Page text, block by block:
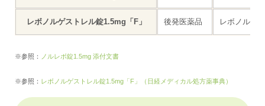
レボノルゲストレル錠1.5mg「F」 後発医薬品 レボノルゲ
※参照： ノルレボ錠1.5mg 添付文書
※参照： レボノルゲストレル錠1.5mg「F」（日経メディカル処方薬事典）